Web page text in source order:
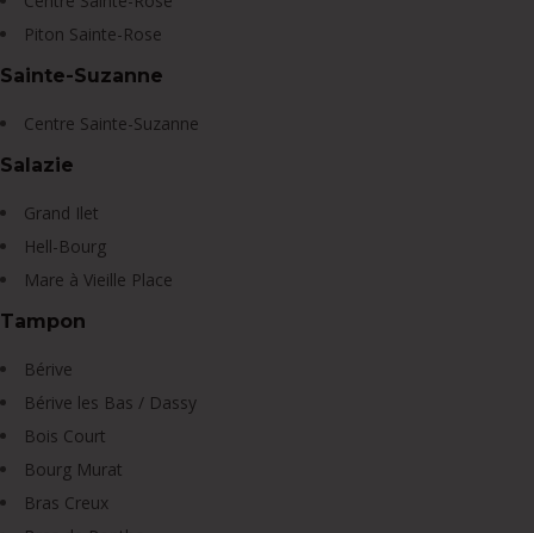
Piton Sainte-Rose
Sainte-Suzanne
Centre Sainte-Suzanne
Salazie
Grand Ilet
Hell-Bourg
Mare à Vieille Place
Tampon
Bérive
Bérive les Bas / Dassy
Bois Court
Bourg Murat
Bras Creux